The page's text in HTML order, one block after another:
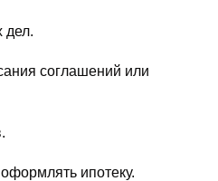
дел.
соглашений или
ипотеку.